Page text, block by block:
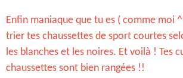
Enfin maniaque que tu es ( comme moi
trier tes chaussettes de sport courtes
les blanches et les noires. Et voilà ! Tes
chaussettes sont bien rangées !!